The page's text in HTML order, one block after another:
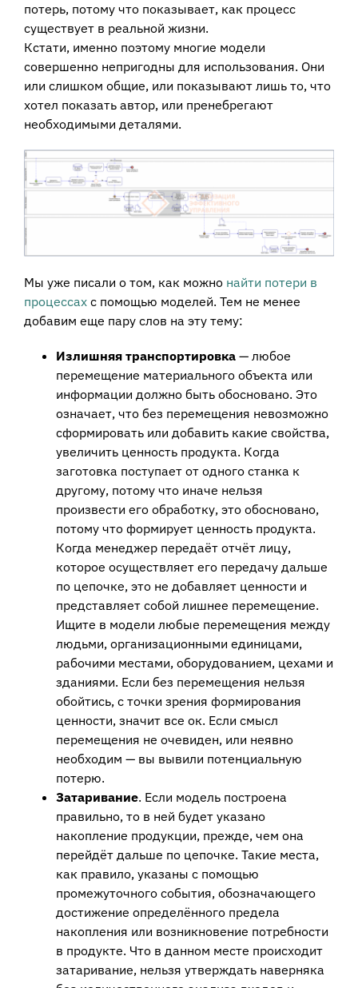
потерь, потому что показывает, как процесс
существует в реальной жизни.
Кстати, именно поэтому многие модели
совершенно непригодны для использования. Они
или слишком общие, или показывают лишь то, что
хотел показать автор, или пренебрегают
необходимыми деталями.
Мы уже писали о том, как можно найти потери в
процессахс помощью моделей. Тем не менее
добавим еще пару слов на эту тему:
Излишняя транспортировка— любое
перемещение материального объекта или
информации должно быть обосновано. Это
означает, что без перемещения невозможно
сформировать или добавить какие свойства,
увеличить ценность продукта. Когда
заготовка поступает от одного станка к
другому, потому что иначе нельзя
произвести его обработку, это обосновано,
потому что формирует ценность продукта.
Когда менеджер передаёт отчёт лицу,
которое осуществляет его передачу дальше
по цепочке, это не добавляет ценности и
представляет собой лишнее перемещение.
Ищите в модели любые перемещения между
людьми, организационными единицами,
рабочими местами, оборудованием, цехами и
зданиями. Если без перемещения нельзя
обойтись, с точки зрения формирования
ценности, значит все ок. Если смысл
перемещения не очевиден, или неявно
необходим — вы вывили потенциальную
потерю.
Затаривание. Если модель построена
правильно, то в ней будет указано
накопление продукции, прежде, чем она
перейдёт дальше по цепочке. Такие места,
как правило, указаны с помощью
промежуточного события, обозначающего
достижение определённого предела
накопления или возникновение потребности
в продукте. Что в данном месте происходит
затаривание, нельзя утверждать наверняка